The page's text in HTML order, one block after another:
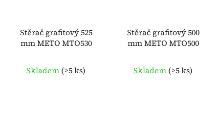
Stěrač grafitový 525
mm METO MTO530
Skladem (>5 ks)
Stěrač grafitový 500
mm METO MTO500
Skladem (>5 ks)